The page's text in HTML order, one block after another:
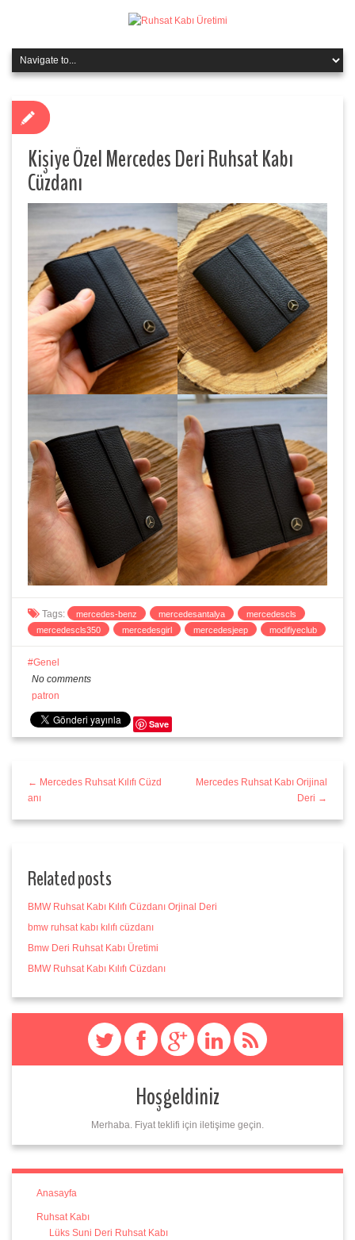
Kişiye Özel Mercedes Deri Ruhsat Kabı
Cüzdanı
Tags: mercedes-benz mercedesantalya
mercedescls
mercedescls350
mercedesgirl mercedesjeep modifiyeclub
Genel
No comments
patron
Save
← Mercedes Ruhsat Kılıfı Cüzd
anı
Mercedes Ruhsat Kabı Orijinal
Deri →
Related posts
BMW Ruhsat Kabı Kılıfı Cüzdanı Orjinal Deri
bmw ruhsat kabı kılıfı cüzdanı
Bmw Deri Ruhsat Kabı Üretimi
BMW Ruhsat Kabı Kılıfı Cüzdanı
Hoşgeldiniz
Merhaba. Fiyat teklifi için iletişime geçin.
Anasayfa
Ruhsat Kabı
Lüks Suni Deri Ruhsat Kabı